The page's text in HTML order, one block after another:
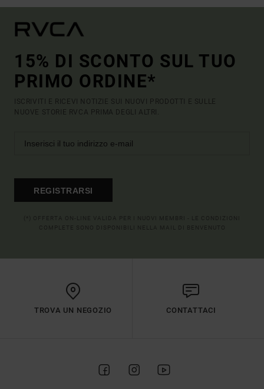
15% DI SCONTO SUL TUO
PRIMO ORDINE*
ISCRIVITI E RICEVI NOTIZIE SUI NUOVI PRODOTTI E SULLE
NUOVE STORIE RVCA PRIMA DEGLI ALTRI.
REGISTRARSI
TROVA UN NEGOZIO CONTATTACI